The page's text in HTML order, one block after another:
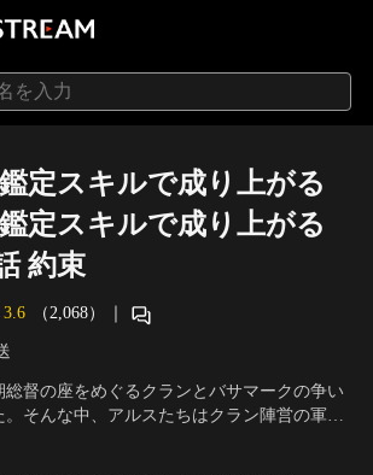
定スキルで成り上がる
定スキルで成り上がる
約束
3.6 （2,068） ｜
総督の座をめぐるクランとバサマークの争い
。そんな中、アルスたちはクラン陣営の軍議